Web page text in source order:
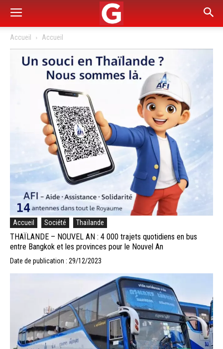
Accueil Accueil
Accueil Société Thaïlande
THAÏLANDE – NOUVEL AN : 4 000 trajets quotidiens en bus
entre Bangkok et les provinces pour le Nouvel An
Date de publication : 29/12/2023